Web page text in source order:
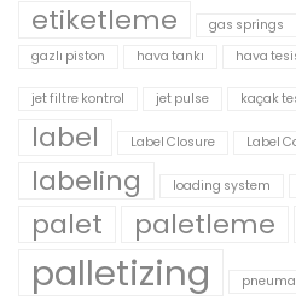
etiketleme
gas springs
gazlı piston
hava tankı hava
jet filtre kontrol jet pulse kaçak
label
Label Closure Label
labeling loading system
palet paletleme
palletizing